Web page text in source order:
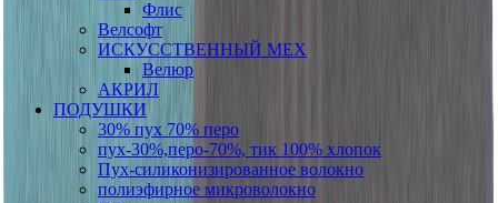
Флис
Велсофт
ИСКУССТВЕННЫЙ МЕХ
Велюр
АКРИЛ
ПОДУШКИ
30% пух 70% перо
пух-30%,перо-70%, тик 100% хлопок
Пух-силиконизированное волокно
полиэфирное микроволокно